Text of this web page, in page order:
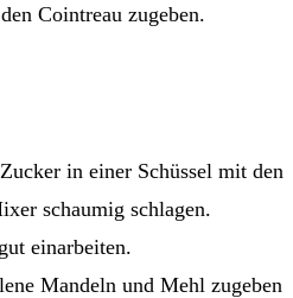
Cointreau zugeben.
in einer Schüssel mit den
schaumig schlagen.
einarbeiten.
Mandeln und Mehl zugeben